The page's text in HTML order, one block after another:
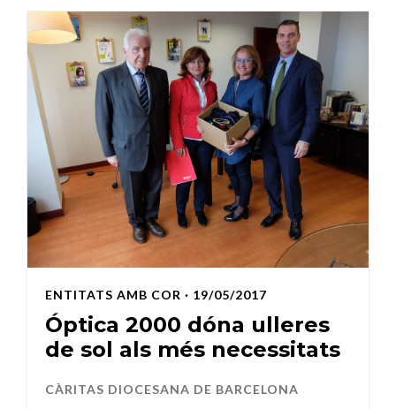
ENTITATS AMB COR · 19/05/2017
Óptica 2000 dóna ulleres
de sol als més necessitats
CÀRITAS DIOCESANA DE BARCELONA